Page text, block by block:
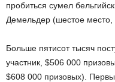
пробиться сумел
Демельдер (шестое место,
Больше пятисот тысяч
участник, $506 000
$608 000 призовых).